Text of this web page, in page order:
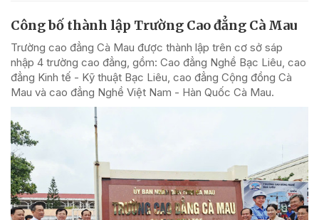
Công bố thành lập Trường Cao đẳng Cà Mau
Trường cao đẳng Cà Mau được thành lập trên cơ sở sáp
nhập 4 trường cao đẳng, gồm: Cao đẳng Nghề Bạc Liêu, cao
đẳng Kinh tế - Kỹ thuật Bạc Liêu, cao đẳng Cộng đồng Cà
Mau và cao đẳng Nghề Việt Nam - Hàn Quốc Cà Mau.